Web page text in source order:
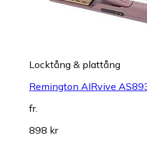
Locktång & plattång
Remington AIRvive
fr.
898 kr